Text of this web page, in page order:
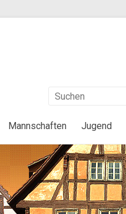
Mannschaften Jugend